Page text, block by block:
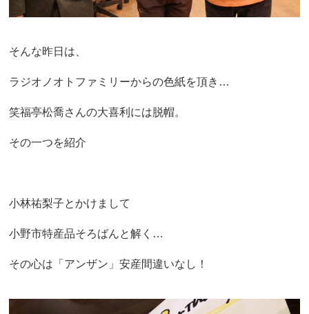
そんな昨日は、
ラジオノオトファミリーからの色紙を頂き…
笑福亭松喬さんの大喜利には脱帽。
その一つを紹介
小林祐梨子とかけまして
小野市特産品そろばんと解く…
その心は「アンザン」安産間違いなし！